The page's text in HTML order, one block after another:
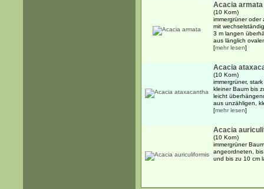
Acacia armata
(10 Korn)
immergrüner oder
mit
3 m langen
aus länglich
[mehr lesen]
Acacia
(10 Korn)
immergrüner,
kleiner Baum bis
leicht
aus unzähligen,
[mehr lesen]
Acacia
(10 Korn)
immergrüner
angeordneten,
und bis zu 10 cm